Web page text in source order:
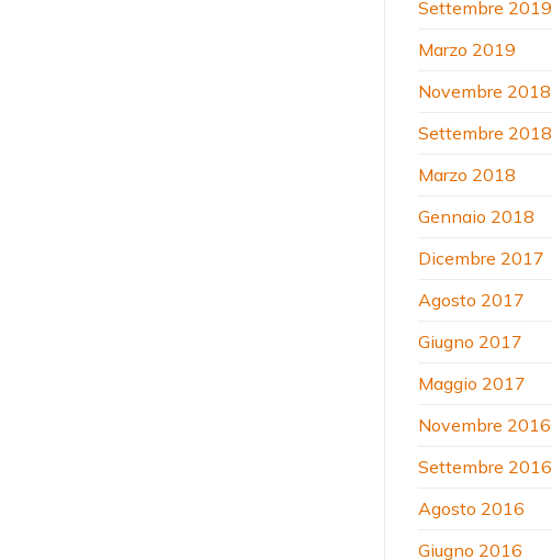
Settembre 2019
Marzo 2019
Novembre 2018
Settembre 2018
Marzo 2018
Gennaio 2018
Dicembre 2017
Agosto 2017
Giugno 2017
Maggio 2017
Novembre 2016
Settembre 2016
Agosto 2016
Giugno 2016